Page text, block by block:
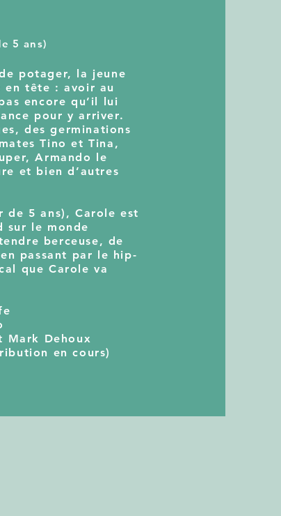
5 ans)
potager, la jeune
en tête : avoir au
encore qu’il lui
pour y arriver.
des germinations
Tino et Tina,
Armando le
et bien d’autres
5 ans), Carole est
sur le monde
berceuse, de
passant par le hip-
que Carole va
Mark Dehoux
en cours)